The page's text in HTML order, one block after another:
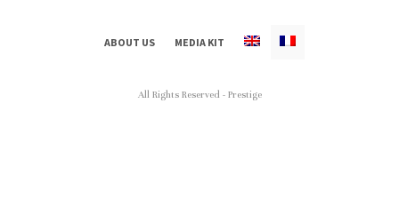
ABOUT US MEDIA KIT
All Rights Reserved - Prestige